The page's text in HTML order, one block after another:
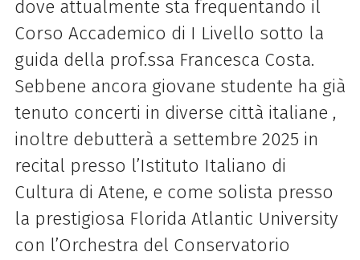
dove attualmente sta frequentando il
Corso Accademico di I Livello sotto la
guida della prof.ssa Francesca Costa.
Sebbene ancora giovane studente ha già
tenuto concerti in diverse città italiane ,
inoltre debutterà a settembre 2025 in
recital presso l’Istituto Italiano di
Cultura di Atene, e come solista presso
la prestigiosa Florida Atlantic University
con l’Orchestra del Conservatorio